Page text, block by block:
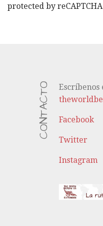
protected by
CONTACTO
Escríbenos
Facebook
Twitter
Instagram